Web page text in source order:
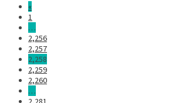
«
1
…
2,256
2,257
2,258
2,259
2,260
…